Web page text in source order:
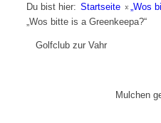
Du bist hier: Startseite » „Wos
„Wos bitte is a Greenkeepa?“
Golfclub zur Vahr
Mulchen